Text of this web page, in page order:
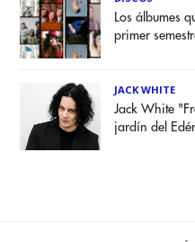
Los álbumes
primer
JACK WHITE
Jack White
jardín del